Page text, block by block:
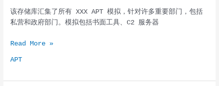
程
该存储库汇集了所有 XXX APT 模拟，针对许多重要部门，包括
私营和政府部门。模拟包括书面工具、C2 服务器
APT
Read More »
APT